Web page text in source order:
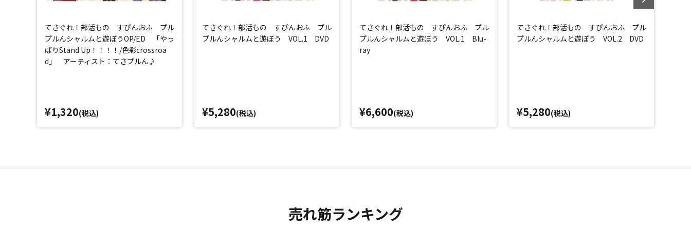
てさぐれ！部活もの すぴんおふ プル
プルんシャルムと遊ぼうOP/ED 「やっ
ぱりStand Up！！！！/色彩crossroa
d」 アーティスト：てさプルん♪
¥1,320(税込)
てさぐれ！部活もの すぴんおふ プル
プルんシャルムと遊ぼう VOL.1 DVD
¥5,280(税込)
てさぐれ！部活もの すぴんおふ プル
プルんシャルムと遊ぼう VOL.1 Blu-
ray
¥6,600(税込)
てさぐれ！部活もの すぴんおふ プル
プルんシャルムと遊ぼう VOL.2 DVD
¥5,280(税込)
売れ筋ランキング